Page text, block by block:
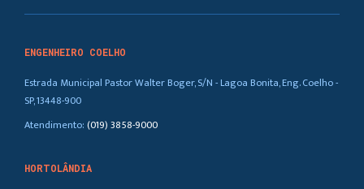
ENGENHEIRO COELHO
Estrada Municipal Pastor Walter Boger, S/N - Lagoa Bonita, Eng. Coelho -
SP, 13448-900
Atendimento:(019) 3858-9000
HORTOLÂNDIA